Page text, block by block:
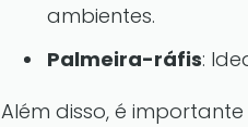
ambientes.
Palmeira-ráfis:
Além disso, é